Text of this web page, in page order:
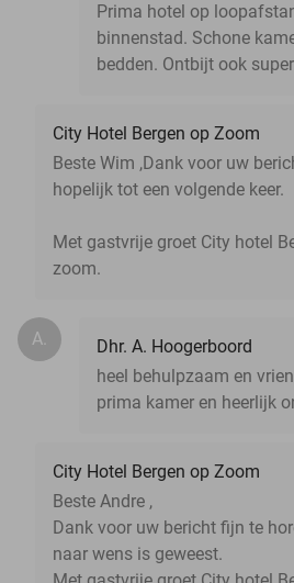
Prima hotel op
binnenstad. Schone
bedden. Ontbijt ook
City Hotel Bergen op Zoom
Beste Wim ,Dank voor uw
hopelijk tot een volgende keer.
Met gastvrije groet City hotel
zoom.
A.
Dhr. A. Hoogerboord
heel behulpzaam en
prima kamer en heerlijk
City Hotel Bergen op Zoom
Beste Andre ,
Dank voor uw bericht fijn te
naar wens is geweest.